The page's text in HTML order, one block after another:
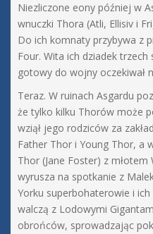
Niezliczone eony później w
wnuczki Thora (Atli, Ellisiv i
Do ich komnaty przybywa z
Four. Wita ich dziadek
gotowy do wojny oczekiwał
Teraz. W ruinach Asgardu
że tylko kilku Thorów może
wziął jego rodziców za
Father Thor i Young Thor, a
Thor (Jane Foster) z młotem
wyrusza na spotkanie z
Yorku superbohaterowie i
walczą z Lodowymi
obrońców, sprowadzając